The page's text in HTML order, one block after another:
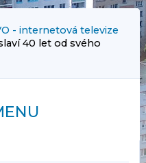
- internetová televize
40 let od svého